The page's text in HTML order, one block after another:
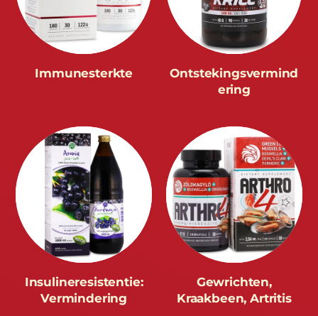
Immunesterkte
Ontstekingsvermind
ering
Insulineresistentie:
Vermindering
Gewrichten,
Kraakbeen, Artritis